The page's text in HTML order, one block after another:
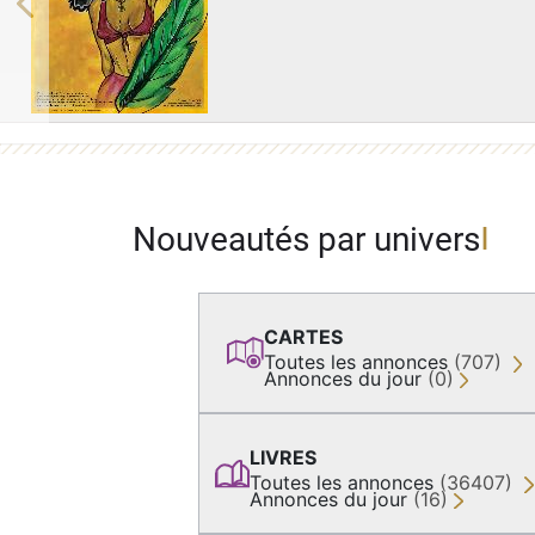
Previous
Nouveautés par univers
CARTES
Toutes les annonces (707)
Annonces du jour (0)
LIVRES
Toutes les annonces (36407)
Annonces du jour (16)